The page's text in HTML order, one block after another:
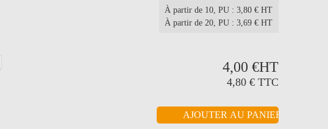
À partir de 10, PU : 3,80 € HT
À partir de 20, PU : 3,69 € HT
4,00 €HT
4,80 € TTC